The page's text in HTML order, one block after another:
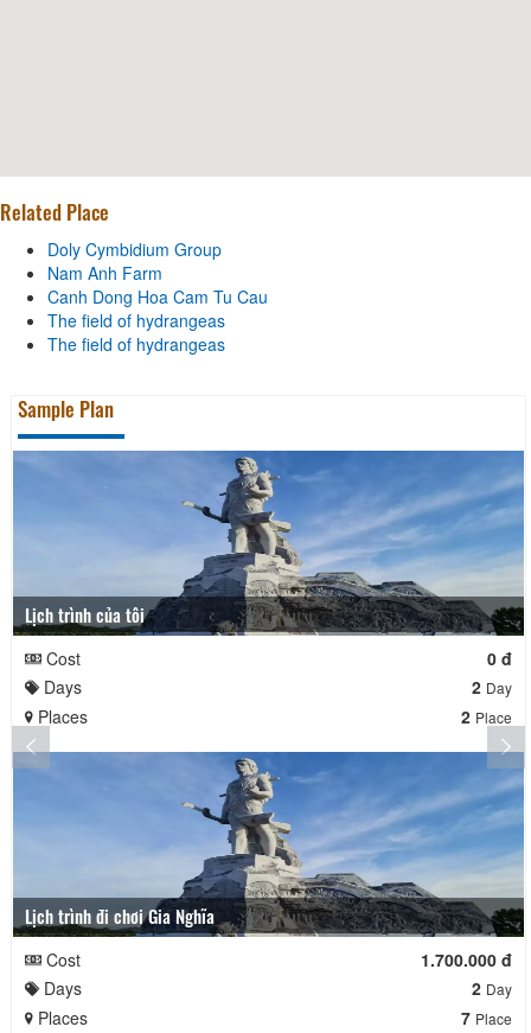
Related Place
Doly Cymbidium Group
Nam Anh Farm
Canh Dong Hoa Cam Tu Cau
The field of hydrangeas
The field of hydrangeas
Sample Plan
Lịch trình của tôi
Cost
0 đ
Days
2 Day
Places 2 Place
Lịch trình đi chơi Gia Nghĩa
Cost
1.700.000 đ
Days
2 Day
Places 7 Place